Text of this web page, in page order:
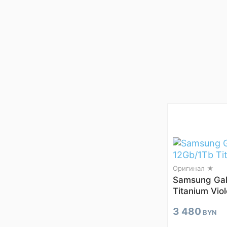
Оригинал ★
Samsung
Titanium
3 480 BYN